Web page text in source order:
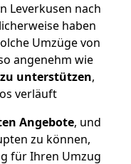
Leverkusen nach
haben
Umzüge von
angenehm wie
zu unterstützen,
verläuft
Angebote, und
zu können,
für Ihren Umzug